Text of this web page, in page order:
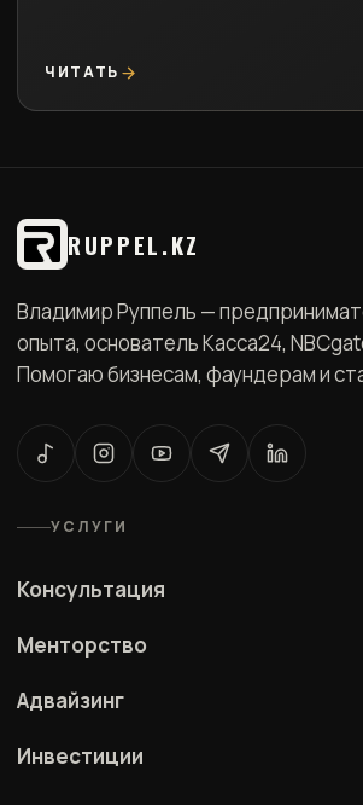
ЧИТАТЬ
RUPPEL.KZ
Владимир Руппель —
опыта, основатель Касса24,
Помогаю бизнесам, фаундерам и
УСЛУГИ
Консультация
Менторство
Адвайзинг
Инвестиции